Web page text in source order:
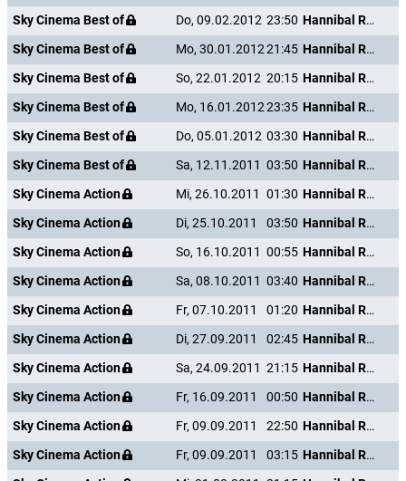
Sky Cinema Best of
Do, 09.02.2012 23:50
Hannibal Rising - Wie alles begann
Sky Cinema Best of
Mo, 30.01.201221:45
Hannibal Rising - Wie alles begann
Sky Cinema Best of
So, 22.01.2012 20:15
Hannibal Rising - Wie alles begann
Sky Cinema Best of
Mo, 16.01.201223:35
Hannibal Rising - Wie alles begann
Sky Cinema Best of
Do, 05.01.2012 03:30
Hannibal Rising - Wie alles begann
Sky Cinema Best of
Sa, 12.11.2011 03:50
Hannibal Rising - Wie alles begann
Sky Cinema Action
Mi, 26.10.2011 01:30
Hannibal Rising - Wie alles begann
Sky Cinema Action
Di, 25.10.2011 03:50
Hannibal Rising - Wie alles begann
Sky Cinema Action
So, 16.10.2011 00:55
Hannibal Rising - Wie alles begann
Sky Cinema Action
Sa, 08.10.2011 03:40
Hannibal Rising - Wie alles begann
Sky Cinema Action
Fr, 07.10.2011 01:20
Hannibal Rising - Wie alles begann
Sky Cinema Action
Di, 27.09.2011 02:45
Hannibal Rising - Wie alles begann
Sky Cinema Action
Sa, 24.09.2011 21:15
Hannibal Rising - Wie alles begann
Sky Cinema Action
Fr, 16.09.2011 00:50
Hannibal Rising - Wie alles begann
Sky Cinema Action
Fr, 09.09.2011 22:50
Hannibal Rising - Wie alles begann
Sky Cinema Action
Fr, 09.09.2011 03:15
Hannibal Rising - Wie alles begann